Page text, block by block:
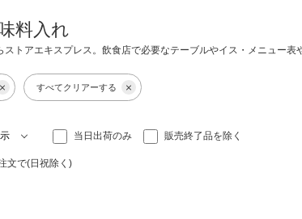
料入れ
ストアエキスプレス。飲食店で必要なテーブルやイス・メニュー
すべてクリアーする
当日出荷のみ 販売終了品を除く
文で(日祝除く)